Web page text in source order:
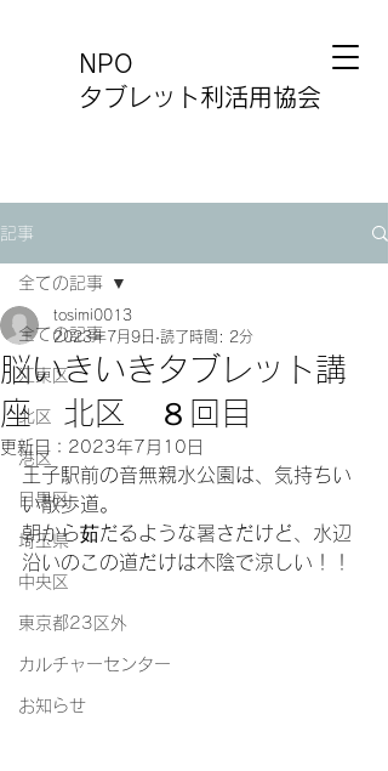
NPO
タブレット利活用協会
記事
全ての記事
江東区
北区
港区
目黒区
埼玉県
中央区
東京都23区外
カルチャーセンター
お知らせ
全ての記事
脳いきいきタブレット講
座 北区 ８回目
tosimi0013
2023年7月9日 読了時間: 2分
更新日： 2023年7月10日
王子駅前の音無親水公園は、気持ちい
い散歩道。
朝から茹だるような暑さだけど、水辺
沿いのこの道だけは木陰で涼しい！！